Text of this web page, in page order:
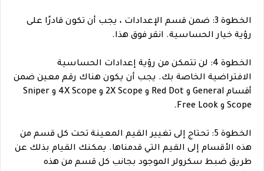
الخطوة 3: ضمن قسم الإعدادات ، يجب أن تكون قادرًا على
رؤية خيار الحساسية. انقر فوق هذا.
الخطوة 4: لن تتمكن من رؤية إعدادات الحساسية
الافتراضية الخاصة بك. يجب أن يكون هناك رقم معين ضمن
أقسام General و Red Dot و 2X Scope و 4X Scope و Sniper
Scope و Free Look.
الخطوة 5: تحتاج إلى تغيير القيم المعينة تحت كل قسم من
هذه الأقسام إلى القيم التي قدمناها. يمكنك القيام بذلك عن
طريق ضبط سكرولر الموجود بجانب كل قسم من هذه